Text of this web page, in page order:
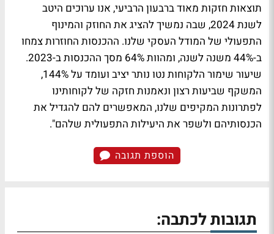
תוצאות חזקות מאוד ברבעון הרביעי, אנו ערוכים היטב
לשנת 2024, שבה נמשיך להציג את החוזק והמינוף
התפעולי של המודל העסקי שלנו. ההכנסות החוזרות צמחו
ב-44% משנה לשנה, ומהוות 64% מסך ההכנסות ב-2023.
שיעור שימור הלקוחות נטו נותר יציב ועומד על 144%,
המשקף שביעות רצון ונאמנות חזקה של לקוחותינו
לפתרונות המקיפים שלנו, המאפשרים להם להגדיל את
הכנסותיהם ולשפר את היעילות התפעולית שלהם".
הוספת תגובה
תגובות לכתבה: